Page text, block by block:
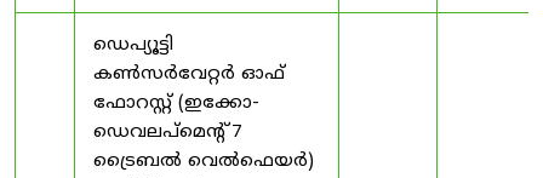
ഡെപ്യൂട്ടി
കൺസർവേറ്റർ ഓഫ്
ഫോറസ്റ്റ് (ഇക്കോ-
ഡെവലപ്മെന്റ് 7
ട്രൈബൽ വെൽഫെയർ)